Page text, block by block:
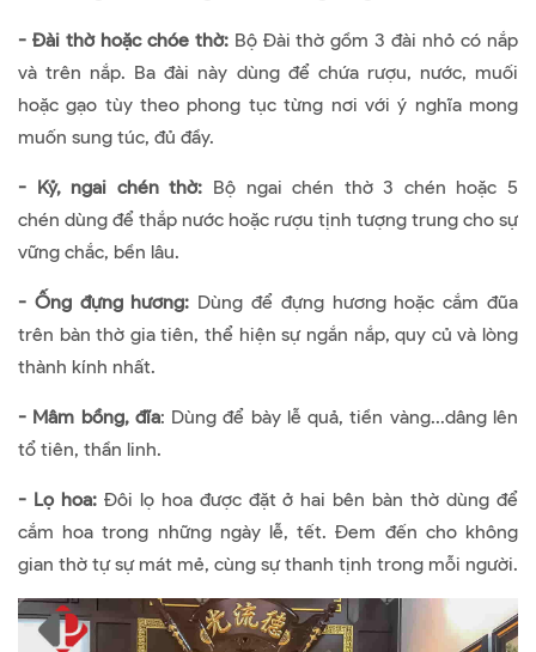
- Đài thờ hoặc chóe thờ: Bộ Đài thờ gồm 3 đài nhỏ có nắp
và trên nắp. Ba đài này dùng để chứa rượu, nước, muối
hoặc gạo tùy theo phong tục từng nơi với ý nghĩa mong
muốn sung túc, đủ đầy.
- Kỷ, ngai chén thờ: Bộ ngai chén thờ 3 chén hoặc 5
chén dùng để thắp nước hoặc rượu tịnh tượng trung cho sự
vững chắc, bền lâu.
- Ống đựng hương: Dùng để đựng hương hoặc cắm đũa
trên bàn thờ gia tiên, thể hiện sự ngắn nắp, quy củ và lòng
thành kính nhất.
- Mâm bồng, đĩa: Dùng để bày lễ quả, tiền vàng...dâng lên
tổ tiên, thần linh.
- Lọ hoa: Đôi lọ hoa được đặt ở hai bên bàn thờ dùng để
cắm hoa trong những ngày lễ, tết. Đem đến cho không
gian thờ tự sự mát mẻ, cùng sự thanh tịnh trong mỗi người.